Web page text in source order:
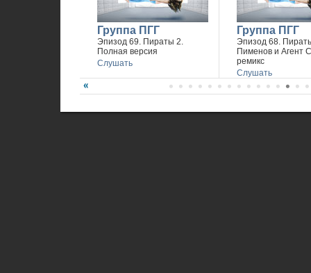
Группа ПГГ
Эпизод 69. Пираты 2.
Полная версия
Слушать
Группа ПГГ
Эпизод 68.
Пименов и Агент
ремикс
Слушать